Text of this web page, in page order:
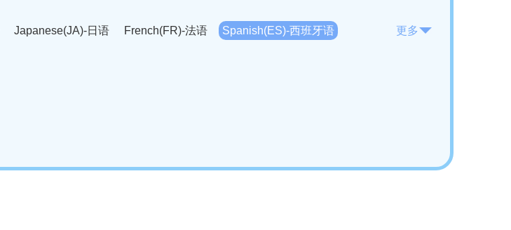
Japanese(JA)-日语 French(FR)-法语
Spanish(ES)-西班牙语
更多